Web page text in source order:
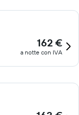
162 €
a notte con IVA